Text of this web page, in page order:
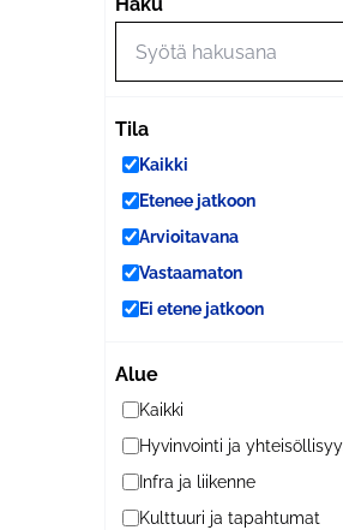
Tila
Kaikki
Etenee jatkoon
Arvioitavana
Vastaamaton
Ei etene jatkoon
Alue
Kaikki
Hyvinvointi ja
Infra ja liikenne
Kulttuuri ja tapahtumat